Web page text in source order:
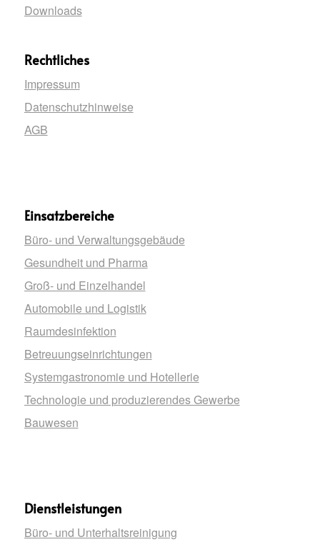
Downloads
Rechtliches
Impressum
Datenschutzhinweise
AGB
Einsatzbereiche
Büro- und Verwaltungsgebäude
Gesundheit und Pharma
Groß- und Einzelhandel
Automobile und Logistik
Raumdesinfektion
Betreuungseinrichtungen
Systemgastronomie und Hotellerie
Technologie und produzierendes Gewerbe
Bauwesen
Dienstleistungen
Büro- und Unterhaltsreinigung